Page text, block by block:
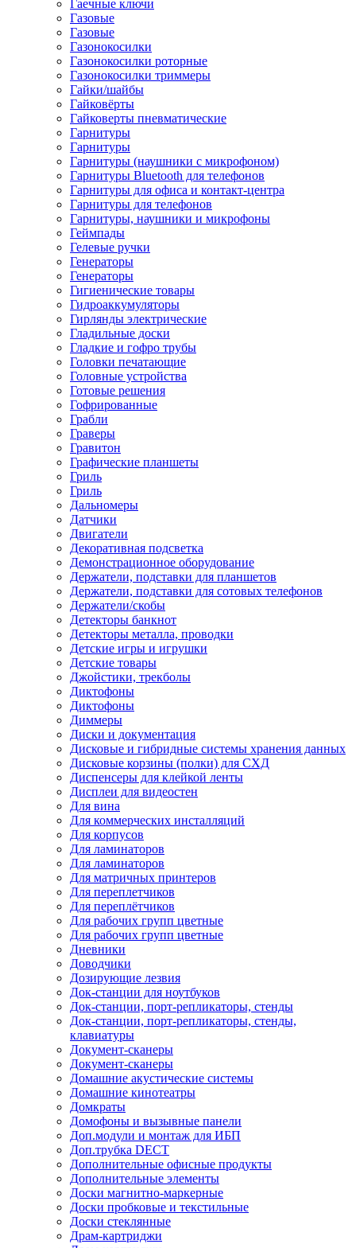
Гаечные ключи
Газовые
Газовые
Газонокосилки
Газонокосилки роторные
Газонокосилки триммеры
Гайки/шайбы
Гайковёрты
Гайковерты пневматические
Гарнитуры
Гарнитуры
Гарнитуры (наушники с микрофоном)
Гарнитуры Bluetooth для телефонов
Гарнитуры для офиса и контакт-центра
Гарнитуры для телефонов
Гарнитуры, наушники и микрофоны
Геймпады
Гелевые ручки
Генераторы
Генераторы
Гигиенические товары
Гидроаккумуляторы
Гирлянды электрические
Гладильные доски
Гладкие и гофро трубы
Головки печатающие
Головные устройства
Готовые решения
Гофрированные
Грабли
Граверы
Гравитон
Графические планшеты
Гриль
Гриль
Дальномеры
Датчики
Двигатели
Декоративная подсветка
Демонстрационное оборудование
Держатели, подставки для планшетов
Держатели, подставки для сотовых телефонов
Держатели/скобы
Детекторы банкнот
Детекторы металла, проводки
Детские игры и игрушки
Детские товары
Джойстики, трекболы
Диктофоны
Диктофоны
Диммеры
Диски и документация
Дисковые и гибридные системы хранения данных
Дисковые корзины (полки) для СХД
Диспенсеры для клейкой ленты
Дисплеи для видеостен
Для вина
Для коммерческих инсталляций
Для корпусов
Для ламинаторов
Для ламинаторов
Для матричных принтеров
Для переплетчиков
Для переплётчиков
Для рабочих групп цветные
Для рабочих групп цветные
Дневники
Доводчики
Дозирующие лезвия
Док-станции для ноутбуков
Док-станции, порт-репликаторы, стенды
Док-станции, порт-репликаторы, стенды,
клавиатуры
Документ-сканеры
Документ-сканеры
Домашние акустические системы
Домашние кинотеатры
Домкраты
Домофоны и вызывные панели
Доп.модули и монтаж для ИБП
Доп.трубка DECT
Дополнительные офисные продукты
Дополнительные элементы
Доски магнитно-маркерные
Доски пробковые и текстильные
Доски стеклянные
Драм-картриджи